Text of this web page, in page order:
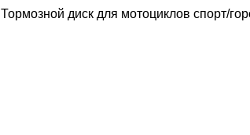
Тормозной диск для мотоциклов спорт/